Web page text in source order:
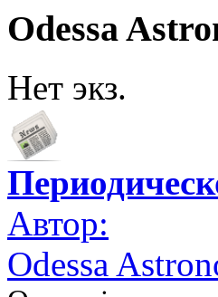
Odessa
Нет экз.
Автор:
Odessa